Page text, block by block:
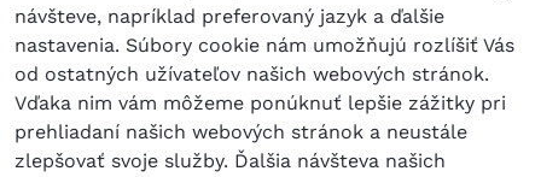
návšteve, napríklad preferovaný jazyk a ďalšie
nastavenia. Súbory cookie nám umožňujú rozlíšiť Vás
od ostatných užívateľov našich webových stránok.
Vďaka nim vám môžeme ponúknuť lepšie zážitky pri
prehliadaní našich webových stránok a neustále
zlepšovať svoje služby. Ďalšia návšteva našich